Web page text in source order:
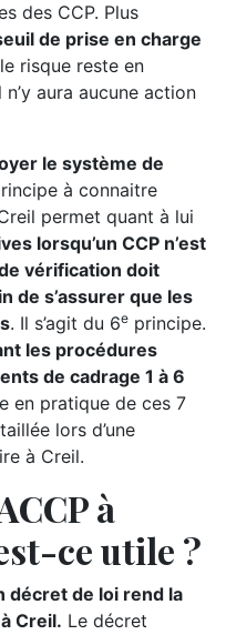
des CCP. Plus
de prise en charge
risque reste en
aura aucune action
le système de
à connaitre
permet quant à lui
lorsqu’un CCP n’est
vérification doit
de s’assurer que les
. Il s’agit du 6e principe.
les procédures
de cadrage 1 à 6
en pratique de ces 7
lors d’une
à Creil.
à
ce utile ?
décret de loi rend la
Creil. Le décret